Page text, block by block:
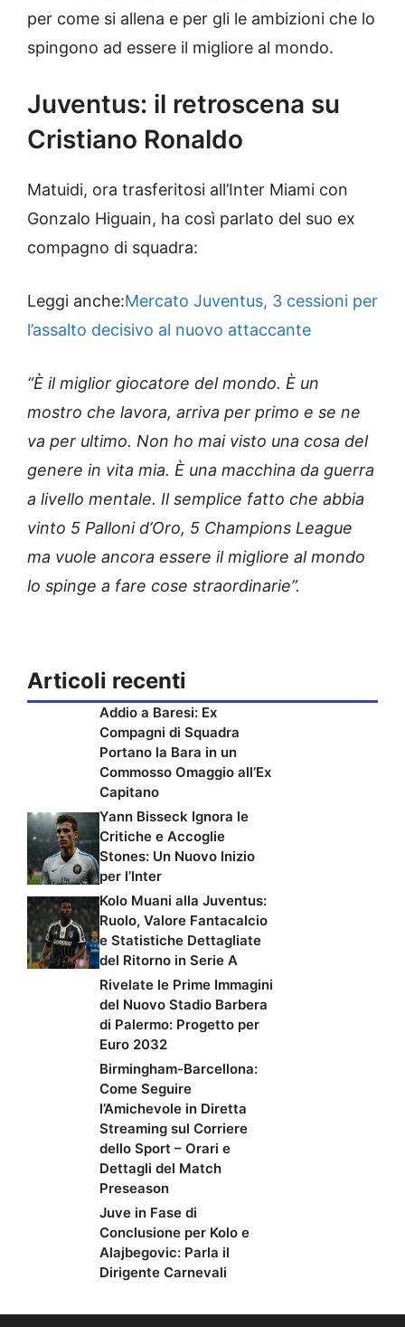
per come si allena e per gli le ambizioni che lo
spingono ad essere il migliore al mondo.
Juventus: il retroscena su
Cristiano Ronaldo
Matuidi, ora trasferitosi all’Inter Miami con
Gonzalo Higuain, ha così parlato del suo ex
compagno di squadra:
Leggi anche:Mercato Juventus, 3 cessioni per
l’assalto decisivo al nuovo attaccante
“È il miglior giocatore del mondo. È un
mostro che lavora, arriva per primo e se ne
va per ultimo. Non ho mai visto una cosa del
genere in vita mia. È una macchina da guerra
a livello mentale. Il semplice fatto che abbia
vinto 5 Palloni d’Oro, 5 Champions League
ma vuole ancora essere il migliore al mondo
lo spinge a fare cose straordinarie”.
Articoli recenti
Addio a Baresi: Ex
Compagni di Squadra
Portano la Bara in un
Commosso Omaggio all’Ex
Capitano
Yann Bisseck Ignora le
Critiche e Accoglie
Stones: Un Nuovo Inizio
per l’Inter
Kolo Muani alla Juventus:
Ruolo, Valore Fantacalcio
e Statistiche Dettagliate
del Ritorno in Serie A
Rivelate le Prime Immagini
del Nuovo Stadio Barbera
di Palermo: Progetto per
Euro 2032
Birmingham-Barcellona:
Come Seguire
l’Amichevole in Diretta
Streaming sul Corriere
dello Sport – Orari e
Dettagli del Match
Preseason
Juve in Fase di
Conclusione per Kolo e
Alajbegovic: Parla il
Dirigente Carnevali